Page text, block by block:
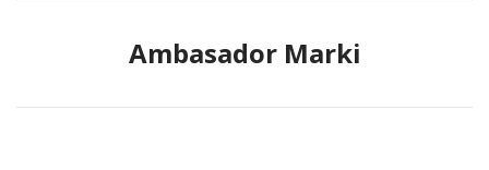
Ambasador Marki